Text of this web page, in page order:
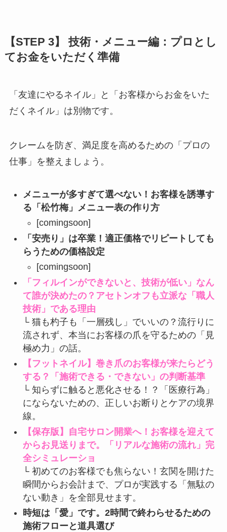
【STEP 3】 技術・メニュー編：プロとし
てお金をいただく準備
「友達にやるネイル」と「お客様からお金をいた
だくネイル」は別物です。
クレームを防ぎ、満足度を高めるための「プロの
仕事」を整えましょう。
メニューが多すぎて選べない！お客様を誘導す
る「松竹梅」メニュー表の作り方
[comingsoon]
「安売り」は卒業！適正価格でリピートしても
らうための価格設定
[comingsoon]
「フィルインができないと、技術が低い」なん
て誰が決めたの？アセトンオフも立派な「職人
技術」である理由
└ 猫も杓子も「一層残し」でいいの？流行りに
流されず、本当にお客様の爪を守るための「見
極め力」の話。
【フットネイル】巻き爪のお客様が来たらどう
する？「施術できる・できない」の判断基準
└ 知らずに触ると悪化させる！？「医療行為」
にならないための、正しいお断りとケアの境界
線。
【保存版】自宅サロン開業へ！お客様を迎えて
からお見送りまで。「リアルな施術の流れ」完
全シミュレーショ
└ 初めてのお客様でも焦らない！玄関を開けた
瞬間からお会計まで、プロが実践する「無駄の
ない動き」を全部見せます。
時短は「愛」です。2時間で終わらせるための
施術フローと道具選び